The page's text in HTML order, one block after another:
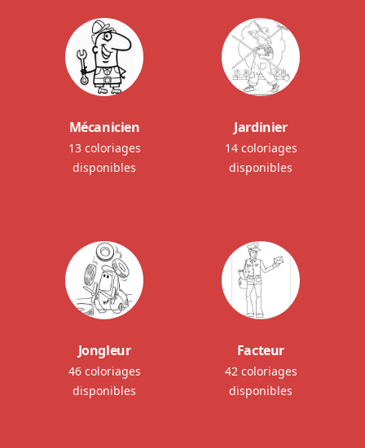
Mécanicien
13 coloriages
disponibles
Jardinier
14 coloriages
disponibles
Jongleur
46 coloriages
disponibles
Facteur
42 coloriages
disponibles